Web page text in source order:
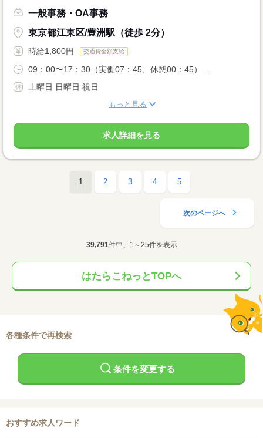
一般事務・OA事務
東京都江東区/豊洲駅（徒歩 2分）
時給1,800円 交通費全額支給
09：00〜17：30（実働07：45、休憩00：45）...
土曜日 日曜日 祝日
もっと見る
求人詳細を見る
1 2 3 4 5
次のページへ
39,791件中、1～25件を表示
はたらこねっとTOPへ
各種条件で再検索
条件を変更する
おすすめ求人ワード